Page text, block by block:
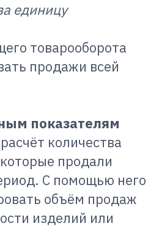
единицу
товарооборота
продажи всей
показателям
количества
продали
С помощью него
объём продаж
изделий или